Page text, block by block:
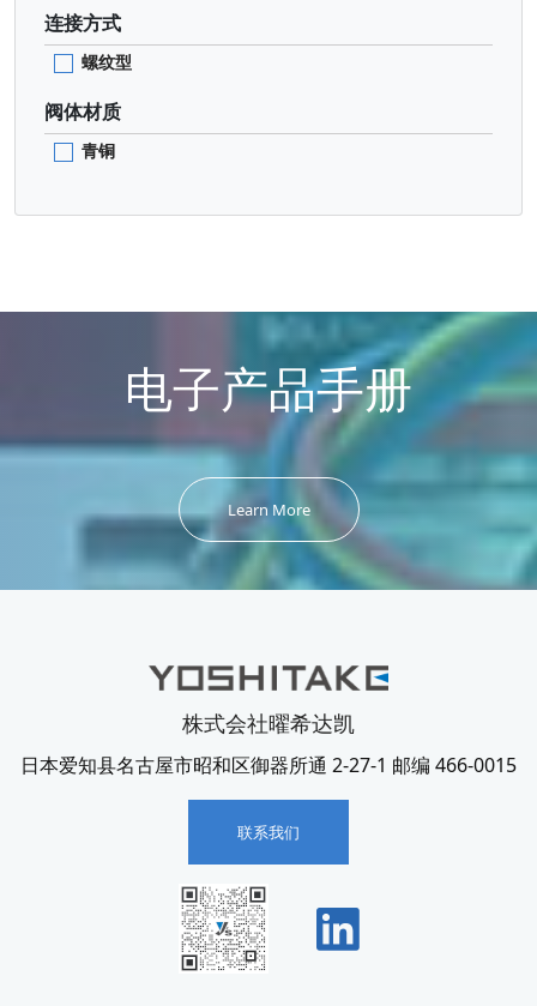
连接方式
螺纹型
阀体材质
青铜
电子产品手册
Learn More
株式会社曜希达凯
日本爱知县名古屋市昭和区御器所通 2-27-1 邮编 466-0015
联系我们